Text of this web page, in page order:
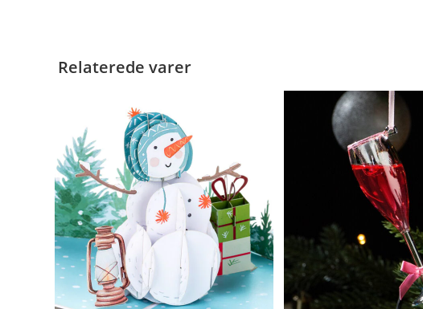
Relaterede varer